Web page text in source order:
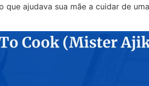
ajudava sua mãe a cuidar de